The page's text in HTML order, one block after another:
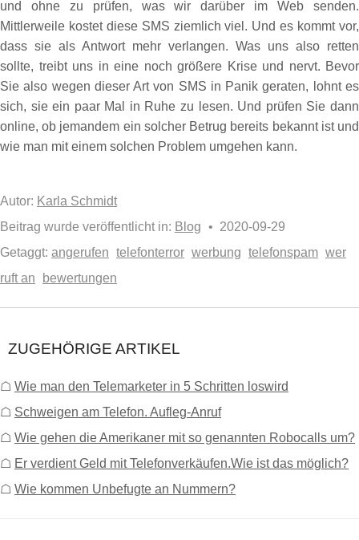
und ohne zu prüfen, was wir darüber im Web senden.
Mittlerweile kostet diese SMS ziemlich viel. Und es kommt vor,
dass sie als Antwort mehr verlangen. Was uns also retten
sollte, treibt uns in eine noch größere Krise und nervt. Bevor
Sie also wegen dieser Art von SMS in Panik geraten, lohnt es
sich, sie ein paar Mal in Ruhe zu lesen. Und prüfen Sie dann
online, ob jemandem ein solcher Betrug bereits bekannt ist und
wie man mit einem solchen Problem umgehen kann.
Autor: Karla Schmidt
Beitrag wurde veröffentlicht in: Blog • 2020-09-29
Getaggt: angerufen telefonterror werbung telefonspam wer
ruft an
bewertungen
ZUGEHÖRIGE ARTIKEL
☖ Wie man den Telemarketer in 5 Schritten loswird
☖ Schweigen am Telefon. Aufleg-Anruf
☖ Wie gehen die Amerikaner mit so genannten Robocalls um?
☖ Er verdient Geld mit Telefonverkäufen.Wie ist das möglich?
☖ Wie kommen Unbefugte an Nummern?